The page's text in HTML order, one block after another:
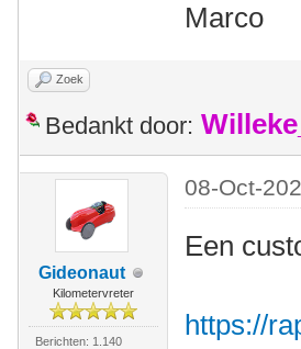
Marco
Zoek
Bedankt door:
Gideonaut
Kilometervreter
Berichten: 1.140
08-Oct-
Een
https://